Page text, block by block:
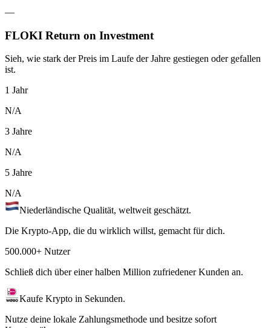
—
FLOKI Return on Investment
Sieh, wie stark der Preis im Laufe der Jahre gestiegen oder gefallen
ist.
1 Jahr
N/A
3 Jahre
N/A
5 Jahre
N/A
Niederländische Qualität, weltweit geschätzt.
Die Krypto-App, die du wirklich willst, gemacht für dich.
500.000+ Nutzer
Schließ dich über einer halben Million zufriedener Kunden an.
Kaufe Krypto in Sekunden.
Nutze deine lokale Zahlungsmethode und besitze sofort